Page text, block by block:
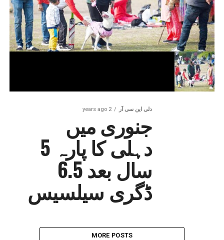
دلی این سی آر 2 years ago
جنوری میں
دہلی کا پارہ 5
سال بعد 6.5
ڈگری سیلسیس
MORE POSTS